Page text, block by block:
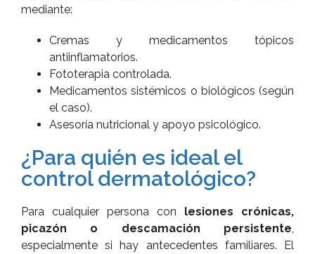
mediante:
Cremas y medicamentos tópicos
antiinflamatorios.
Fototerapia controlada.
Medicamentos sistémicos o biológicos (según
el caso).
Asesoría nutricional y apoyo psicológico.
¿Para quién es ideal el
control dermatológico?
Para cualquier persona con lesiones crónicas,
picazón o descamación persistente
especialmente si hay antecedentes familiares. El